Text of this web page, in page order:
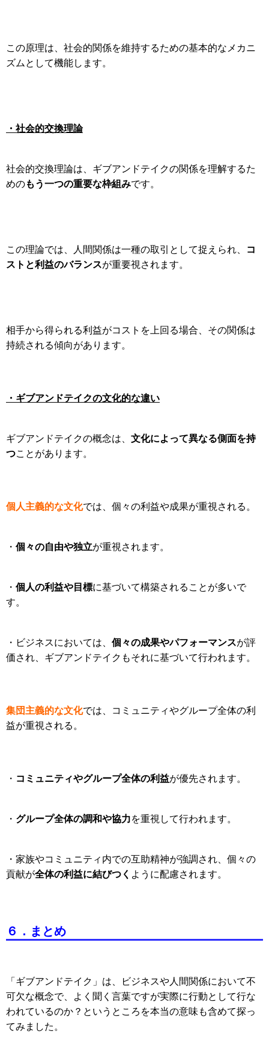
この原理は、社会的関係を維持するための基本的なメカニ
ズムとして機能します。
・社会的交換理論
社会的交換理論は、ギブアンドテイクの関係を理解するた
めのもう一つの重要な枠組みです。
この理論では、人間関係は一種の取引として捉えられ、 コ
ストと利益のバランスが重要視されます。
相手から得られる利益がコストを上回る場合、その関係は
持続される傾向があります。
・ギブアンドテイクの文化的な違い
ギブアンドテイクの概念は、 文化によって異なる側面を持
つことがあります。
個人主義的な文化では、個々の利益や成果が重視される。
・ 個々の自由や独立が重視されます。
・ 個人の利益や目標に基づいて構築されることが多いで
す。
・ビジネスにおいては、 個々の成果やパフォーマンスが評
価され、ギブアンドテイクもそれに基づいて行われます。
集団主義的な文化では、コミュニティやグループ全体の利
益が重視される。
・ コミュニティやグループ全体の利益が優先されます。
・ グループ全体の調和や協力を重視して行われます。
・家族やコミュニティ内での互助精神が強調され、個々の
貢献が全体の利益に結びつく ように配慮されます。
６．まとめ
「ギブアンドテイク」は、ビジネスや人間関係において不
可欠な概念で、よく聞く言葉ですが実際に行動として行な
われているのか？というところを本当の意味も含めて探っ
てみました。